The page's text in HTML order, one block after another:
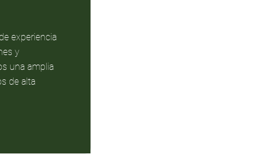
experiencia
y
una amplia
de alta